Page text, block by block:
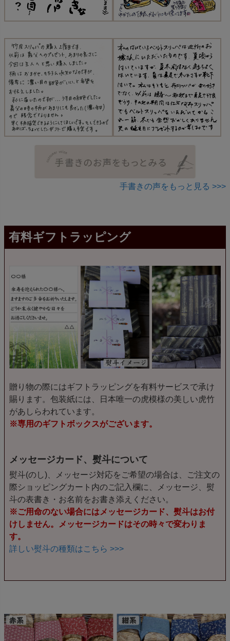
手書きの声をもっと見る >>>
有料ギフトラッピング
贈り物の際にはギフトラッピングを有料サービスで承け
賜ります。包装紙には、日本唯一の虎模様の美しい虎竹
があしらわれています。
※専用のギフトボックスがございます。
メッセージカード、熨斗について
熨斗(のし)、メッセージ対応をご希望の場合は、ご注文の
際ショッピングカート内のご記入欄に、メッセージ、熨
斗の表書き・お名前をお書き添えください。
※ご用命のない場合にはメッセージカード、熨斗はお付
けしません。メッセージカードはその時々で変わりま
す。
詳しい熨斗の種類はこちら >>>